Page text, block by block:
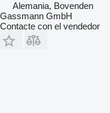
Alemania, Bovenden
Gassmann GmbH
Contacte con el vendedor